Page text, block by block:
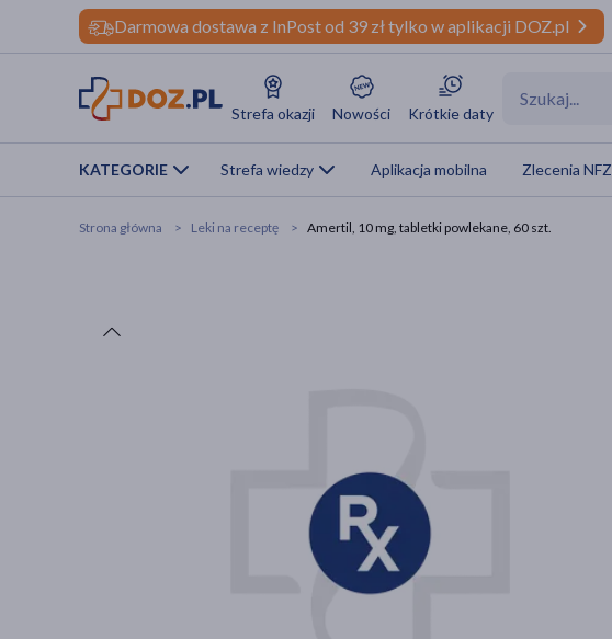
Darmowa dostawa z InPost od 39 zł tylko w aplikacji DOZ.pl
Strefa okazji Nowości Krótkie daty
KATEGORIE Strefa wiedzy Aplikacja mobilna Zlecenia NFZ
Strona główna Leki na receptę Amertil, 10 mg, tabletki powlekane, 60 szt.